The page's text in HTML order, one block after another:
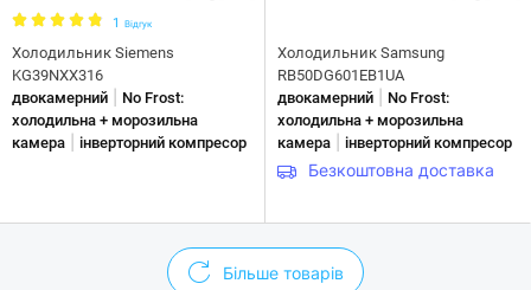
1 Відгук
Холодильник Siemens
KG39NXX316
двокамерний
No Frost:
холодильна + морозильна
камера
інверторний компресор
Холодильник Samsung
RB50DG601EB1UA
двокамерний
No Frost:
холодильна + морозильна
камера
інверторний компресор
Безкоштовна доставка
Більше товарів